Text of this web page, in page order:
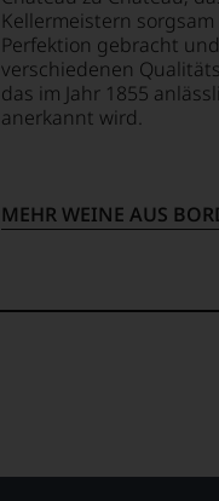
Kellermeistern
Perfektion gebracht
verschiedenen
das im Jahr 1855
anerkannt wird.
MEHR WEINE AUS